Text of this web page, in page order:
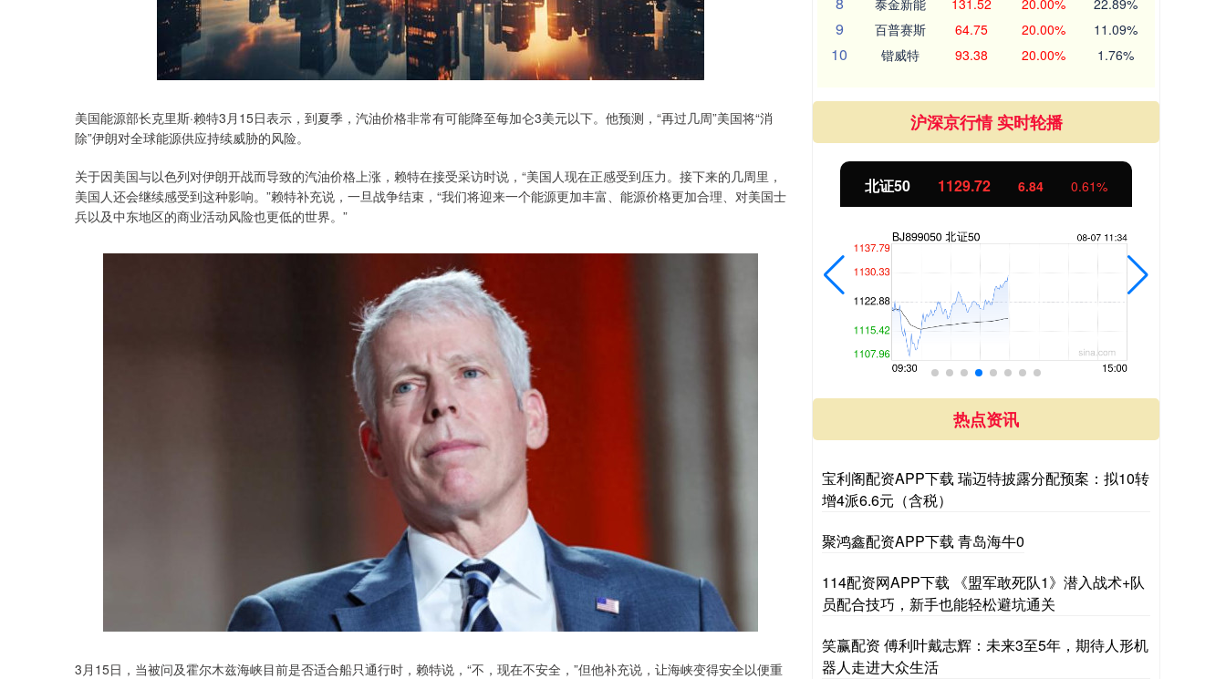
美国能源部长克里斯·赖特3月15日表示，到夏季，汽油价格非常有可能降至每加仑3美元以下。他预测，“再过几周”美国将“消
除”伊朗对全球能源供应持续威胁的风险。
关于因美国与以色列对伊朗开战而导致的汽油价格上涨，赖特在接受采访时说，“美国人现在正感受到压力。接下来的几周里，
美国人还会继续感受到这种影响。”赖特补充说，一旦战争结束，“我们将迎来一个能源更加丰富、能源价格更加合理、对美国士
兵以及中东地区的商业活动风险也更低的世界。”
3月15日，当被问及霍尔木兹海峡目前是否适合船只通行时，赖特说，“不，现在不安全，”但他补充说，让海峡变得安全以便重
泰金新能 131.52 20.00% 22.89%
9 百普赛斯 64.75 20.00% 11.09%
10 锴威特 93.38 20.00% 1.76%
沪深京行情 实时轮播
0.49% 深证成指 14295.08 184.96 1.31% 沪深300 4689.96 38.65 0.83% 北证50 1129.72 6.84 0.61%
热点资讯
宝利阁配资APP下载 瑞迈特披露分配预案：拟10转
增4派6.6元（含税）
聚鸿鑫配资APP下载 青岛海牛0
114配资网APP下载 《盟军敢死队1》潜入战术+队
员配合技巧，新手也能轻松避坑通关
笑赢配资 傅利叶戴志辉：未来3至5年，期待人形机
器人走进大众生活